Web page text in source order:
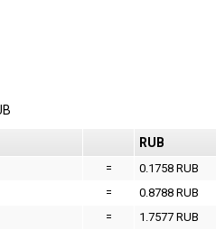
RUB
=
0.1758 RUB
=
0.8788 RUB
=
1.7577 RUB